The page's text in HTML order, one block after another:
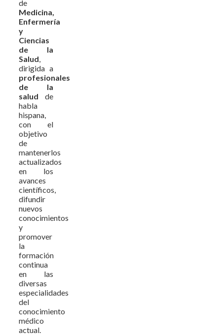
de
Medicina,
Enfermería
y
Ciencias
de la
Salud,
dirigida a
profesionales
de la
salud de
habla
hispana,
con el
objetivo
de
mantenerlos
actualizados
en los
avances
científicos,
difundir
nuevos
conocimientos
y
promover
la
formación
continua
en las
diversas
especialidades
del
conocimiento
médico
actual.